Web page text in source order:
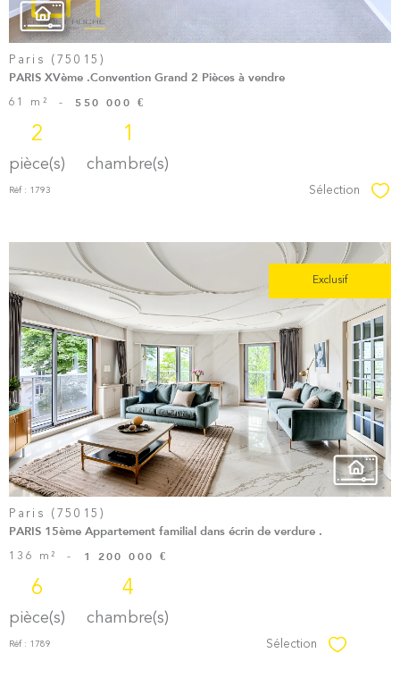
Paris (75015)
PARIS XVème .Convention Grand 2 Pièces à vendre
61 m² - 550 000 €
2
pièce(s)
1
chambre(s)
Réf : 1793 Sélection
Exclusif
Voir le
Bien
Paris (75015)
PARIS 15ème Appartement familial dans écrin de verdure .
136 m² - 1 200 000 €
6
pièce(s)
4
chambre(s)
Réf : 1789 Sélection Sélectionner